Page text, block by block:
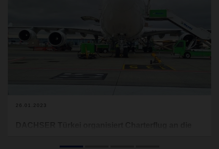
26.01.2023